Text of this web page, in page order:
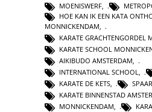
MOENISWERF
HOE KAN IK EEN KATA
MONNICKENDAM
KARATE GRACHTENGORDEL
KARATE SCHOOL
AIKIBUDO AMSTERDAM
INTERNATIONAL SCHOOL
KARATE DE KETS,
KARATE BINNENSTAD
MONNICKENDAM,